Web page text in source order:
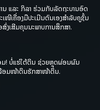
ນ ແລະ ກິລາ ຮ່ວມກັບລັດຖະບານອົດ
ເໜີເຄື່ອງມືປະເມີນຕົນເອງສຳລັບຄູຊັ້ນ
ງເສີມຄຸນນະພາບການສຶກສາ.
ມ! ບໍ່ແຮ່ໃຕ້ດິນ ຊ່ວຍຫຼຸດຜ່ອນຜົນ
ອມໜ້າດິນຮັກສາໜ້າດິນ.